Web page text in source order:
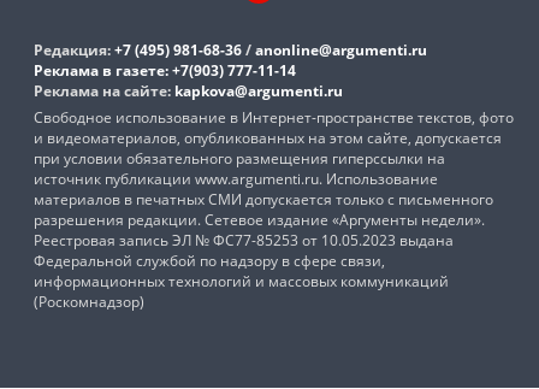
Редакция:+7 (495) 981-68-36/anonline@argumenti.ru
Реклама в газете:+7(903) 777-11-14
Реклама на сайте: kapkova@argumenti.ru
Свободное использование в Интернет-пространстве текстов, фото
и видеоматериалов, опубликованных на этом сайте, допускается
при условии обязательного размещения гиперссылки на
источник публикации www.argumenti.ru. Использование
материалов в печатных СМИ допускается только с письменного
разрешения редакции. Сетевое издание «Аргументы недели».
Реестровая запись ЭЛ № ФС77-85253 от 10.05.2023 выдана
Федеральной службой по надзору в сфере связи,
информационных технологий и массовых коммуникаций
(Роскомнадзор)